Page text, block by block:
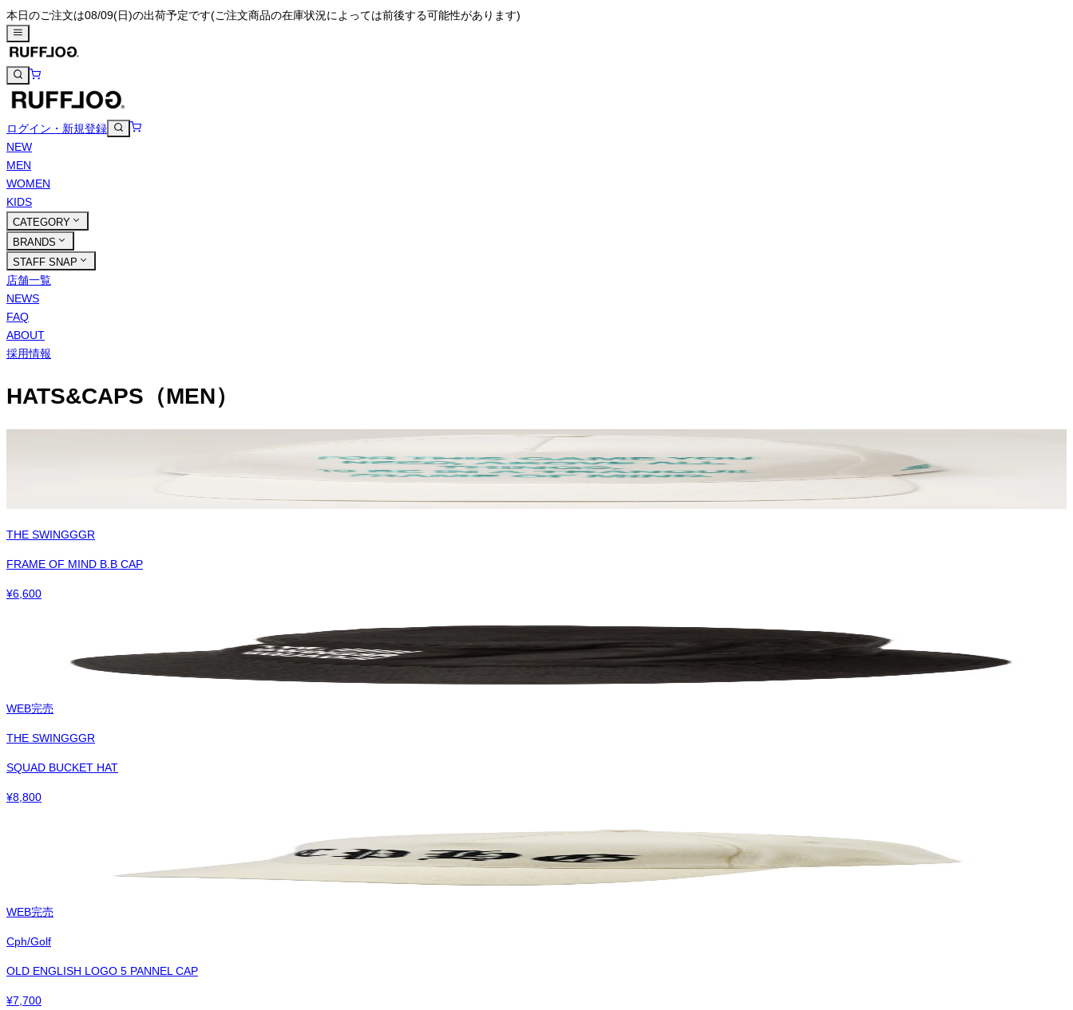
本日のご注文は08/09(日)の出荷予定です(ご注文商品の在庫状況によっては前後する可能性があります)
ログイン・新規登録
NEW
MEN
WOMEN
KIDS
CATEGORY
BRANDS
STAFF SNAP
店舗一覧
NEWS
FAQ
ABOUT
採用情報
HATS&CAPS（MEN）
THE SWINGGGR
FRAME OF MIND B.B CAP
¥6,600
WEB完売
THE SWINGGGR
SQUAD BUCKET HAT
¥8,800
WEB完売
Cph/Golf
OLD ENGLISH LOGO 5 PANNEL CAP
¥7,700